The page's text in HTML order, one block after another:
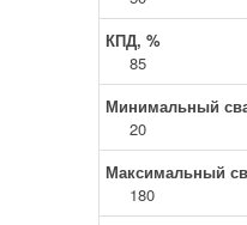
КПД, %
85
Минимальный
20
Максимальный
180